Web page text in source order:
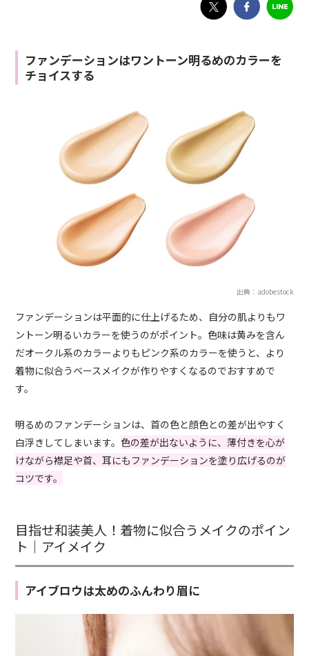
ファンデーションはワントーン明るめのカラーを
チョイスする
出典：adobestock
ファンデーションは平面的に仕上げるため、自分の肌よりもワ
ントーン明るいカラーを使うのがポイント。色味は黄みを含ん
だオークル系のカラーよりもピンク系のカラーを使うと、より
着物に似合うベースメイクが作りやすくなるのでおすすめで
す。
明るめのファンデーションは、首の色と顔色との差が出やすく
白浮きしてしまいます。 色の差が出ないように、薄付きを心が
けながら襟足や首、耳にもファンデーションを塗り広げるのが
コツです。
目指せ和装美人！着物に似合うメイクのポイン
ト｜アイメイク
アイブロウは太めのふんわり眉に